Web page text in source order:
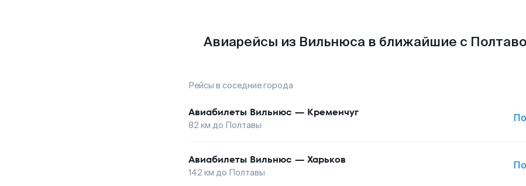
Авиарейсы из Вильнюса в ближайшие с
Рейсы в соседние города
Авиабилеты Вильнюс — Кременчуг
82 км до Полтавы
Авиабилеты Вильнюс — Харьков
142 км до Полтавы